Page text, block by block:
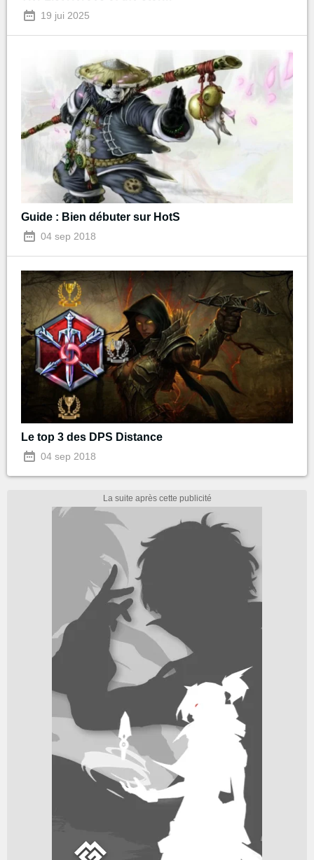
19 jui 2025
Guide : Bien débuter sur HotS
04 sep 2018
Le top 3 des DPS Distance
04 sep 2018